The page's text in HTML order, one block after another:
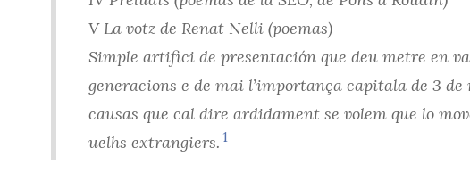
V La votz de Renat Nelli (poemas)
Simple artifici de presentación que deu metre en
generacions e de mai l’importança capitala de 3
causas que cal dire ardidament se volem que lo
uelhs extrangiers. 1